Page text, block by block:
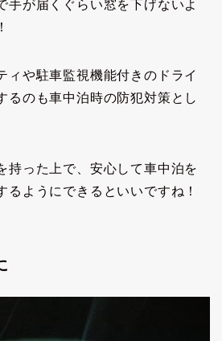
手が届くぐらい窓を下げないよ
ィや駐車監視機能付きのドライ
るのも車中泊時の防犯対策とし
持った上で、安心して車中泊を
るようにできるといいですね！